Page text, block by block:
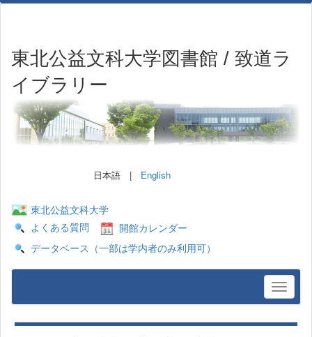
東北公益文科大学図書館 / 致道ラ
イブラリー
日本語 | English
東北公益文科大学
よくある質問
開館カレンダー
データベース（一部は学内者のみ利用可）